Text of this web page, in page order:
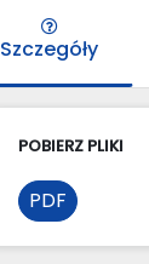
Szczegóły
POBIERZ PLIKI
PDF